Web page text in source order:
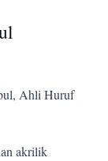
Ahli Huruf
akrilik